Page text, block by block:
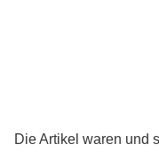
Die Artikel waren und